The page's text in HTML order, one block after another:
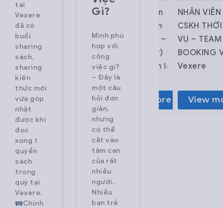
tại
Vexere
đã có
buổi
sharing
sách,
sharing
kiến
thức mới
vừa góp
nhặt
được khi
đọc
xong 1
quyển
sách
trong
quý tại
Vexere.
Chính
Gì?
Mình phù
hợp với
công
việc gì?
– Đây là
một câu
hỏi đơn
giản,
nhưng
có thể
cắt vào
tâm can
của rất
nhiều
người.
Nhiều
bạn trẻ
more
(Open to
Junior Level)
Chất Lượng
CSKH
Vexere.com là
giúp người
dùng có thể
View more
Chuyên viên
Xử lý sự cố –
Call Center)
Vexere.com là
hệ thống vé
xe lớn nhất
Việt Nam
giúp người
dùng có thể
chuyến xe,
hãng xe, và
mua vé trực
tuyến với
View more
NHÂN VIÊN
CSKH THỜI
VỤ – TEAM
BOOKING Về
Vexere
nền tảng đặt
vé xe lớn
View more